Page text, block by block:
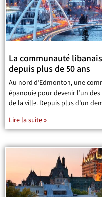
La communauté
depuis plus de 50 ans
Au nord d’Edmonton, une
épanouie pour devenir l’un
de la ville. Depuis plus d’un
Lire la suite »